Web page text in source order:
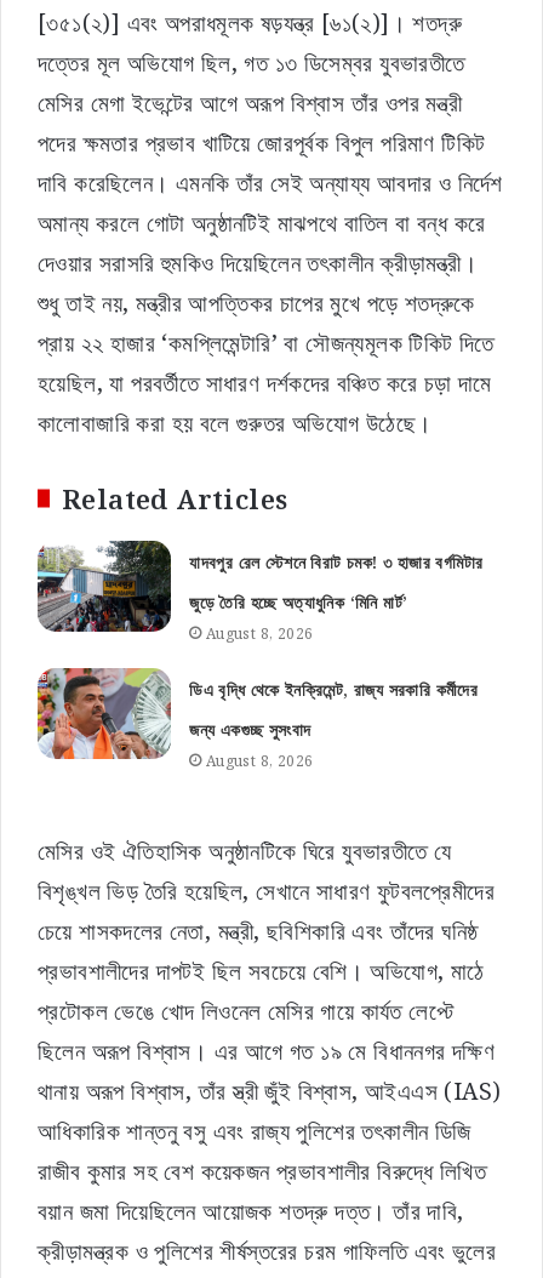
[৩৫১(২)] এবং অপরাধমূলক ষড়যন্ত্র [৬১(২)]। শতদ্রু
দত্তের মূল অভিযোগ ছিল, গত ১৩ ডিসেম্বর যুবভারতীতে
মেসির মেগা ইভেন্টের আগে অরূপ বিশ্বাস তাঁর ওপর মন্ত্রী
পদের ক্ষমতার প্রভাব খাটিয়ে জোরপূর্বক বিপুল পরিমাণ টিকিট
দাবি করেছিলেন। এমনকি তাঁর সেই অন্যায্য আবদার ও নির্দেশ
অমান্য করলে গোটা অনুষ্ঠানটিই মাঝপথে বাতিল বা বন্ধ করে
দেওয়ার সরাসরি হুমকিও দিয়েছিলেন তৎকালীন ক্রীড়ামন্ত্রী।
শুধু তাই নয়, মন্ত্রীর আপত্তিকর চাপের মুখে পড়ে শতদ্রুকে
প্রায় ২২ হাজার ‘কমপ্লিমেন্টারি’ বা সৌজন্যমূলক টিকিট দিতে
হয়েছিল, যা পরবর্তীতে সাধারণ দর্শকদের বঞ্চিত করে চড়া দামে
কালোবাজারি করা হয় বলে গুরুতর অভিযোগ উঠেছে।
Related Articles
যাদবপুর রেল স্টেশনে বিরাট চমক! ৩ হাজার বর্গমিটার
জুড়ে তৈরি হচ্ছে অত্যাধুনিক ‘মিনি মার্ট’
August 8, 2026
ডিএ বৃদ্ধি থেকে ইনক্রিমেন্ট, রাজ্য সরকারি কর্মীদের
জন্য একগুচ্ছ সুসংবাদ
August 8, 2026
মেসির ওই ঐতিহাসিক অনুষ্ঠানটিকে ঘিরে যুবভারতীতে যে
বিশৃঙ্খল ভিড় তৈরি হয়েছিল, সেখানে সাধারণ ফুটবলপ্রেমীদের
চেয়ে শাসকদলের নেতা, মন্ত্রী, ছবিশিকারি এবং তাঁদের ঘনিষ্ঠ
প্রভাবশালীদের দাপটই ছিল সবচেয়ে বেশি। অভিযোগ, মাঠে
প্রটোকল ভেঙে খোদ লিওনেল মেসির গায়ে কার্যত লেপ্টে
ছিলেন অরূপ বিশ্বাস। এর আগে গত ১৯ মে বিধাননগর দক্ষিণ
থানায় অরূপ বিশ্বাস, তাঁর স্ত্রী জুঁই বিশ্বাস, আইএএস (IAS)
আধিকারিক শান্তনু বসু এবং রাজ্য পুলিশের তৎকালীন ডিজি
রাজীব কুমার সহ বেশ কয়েকজন প্রভাবশালীর বিরুদ্ধে লিখিত
বয়ান জমা দিয়েছিলেন আয়োজক শতদ্রু দত্ত। তাঁর দাবি,
ক্রীড়ামন্ত্রক ও পুলিশের শীর্ষস্তরের চরম গাফিলতি এবং ভুলের